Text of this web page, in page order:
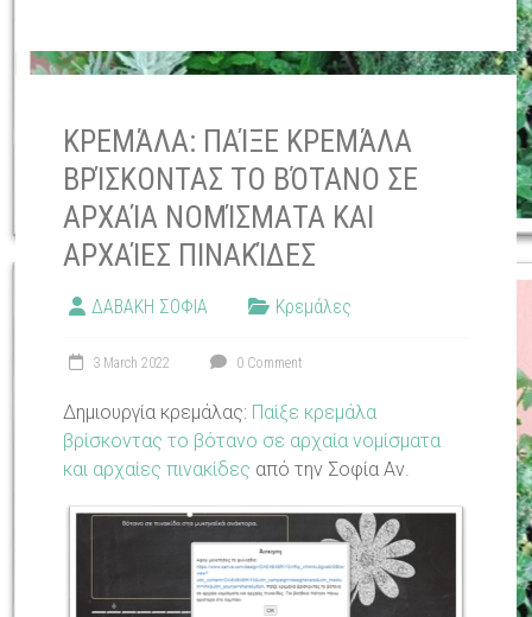
ΚΡΕΜΆΛΑ: ΠΑΊΞΕ ΚΡΕΜΆΛΑ
ΒΡΊΣΚΟΝΤΑΣ ΤΟ ΒΌΤΑΝΟ ΣΕ
ΑΡΧΑΊΑ ΝΟΜΊΣΜΑΤΑ ΚΑΙ
ΑΡΧΑΊΕΣ ΠΙΝΑΚΊΔΕΣ
ΔΑΒΑΚΗ ΣΟΦΙΑ Κρεμάλες
3 March 2022 0 Comment
Δημιουργία κρεμάλας: Παίξε κρεμάλα
βρίσκοντας το βότανο σε αρχαία νομίσματα
και αρχαίες πινακίδες από την Σοφία Αν.